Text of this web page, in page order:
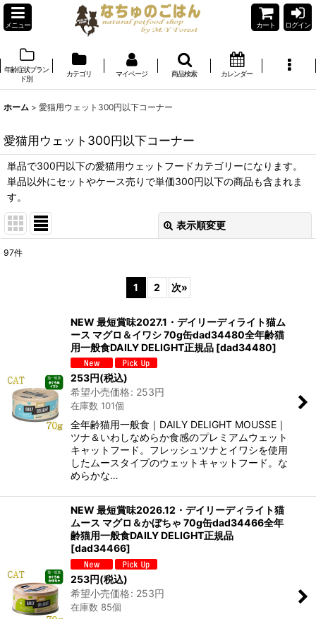
メニュー カート ログイン
年齢症状ブラン
ド別
カテゴリ マイページ 商品検索 カレンダー
ホーム > 愛猫用ウェット300円以下コーナー
愛猫用ウェット300円以下コーナー
単品で300円以下の愛猫用ウェットフードカテゴリーになります。
単品以外にセットやケース売りで単価300円以下の商品も含まれま
す。
表示順変更
絞り込む
97件
1 2 次»
NEW 最短賞味2027.1・デイリーディライト猫ム
ース マグロ＆イワシ 70g缶dad34480全年齢猫
用一般食DAILY DELIGHT正規品 [dad34480]
253円(税込)
希望小売価格: 253円
在庫数 101個
全年齢猫用一般食｜DAILY DELIGHT MOUSSE｜
ツナ＆いわしなめらか食感のプレミアムウェット
キャットフード。フレッシュツナとイワシを使用
したムースタイプのウェットキャットフード。な
めらかな…
NEW 最短賞味2026.12・デイリーディライト猫
ムース マグロ＆かぼちゃ 70g缶dad34466全年
齢猫用一般食DAILY DELIGHT正規品
[dad34466]
253円(税込)
希望小売価格: 253円
在庫数 85個